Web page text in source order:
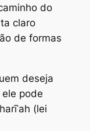
do
claro
de formas
deseja
pode
(lei